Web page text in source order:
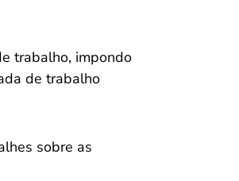
trabalho, impondo
de trabalho
sobre as